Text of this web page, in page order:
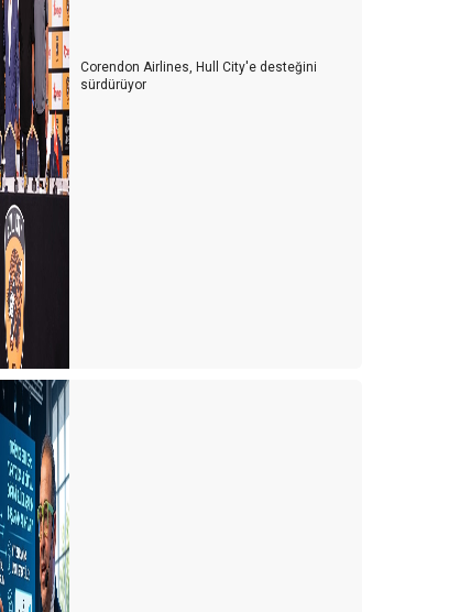
Corendon Airlines, Hull City'e desteğini
sürdürüyor